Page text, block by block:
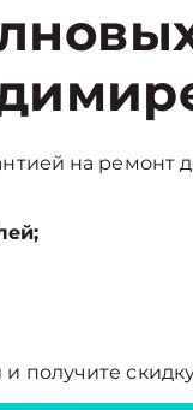
на ремонт
получите